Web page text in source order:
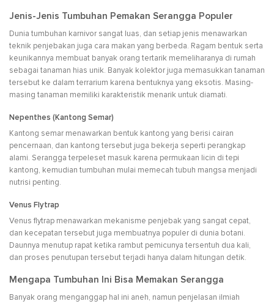
Jenis-Jenis Tumbuhan Pemakan Serangga Populer
Dunia tumbuhan karnivor sangat luas, dan setiap jenis menawarkan
teknik penjebakan juga cara makan yang berbeda. Ragam bentuk serta
keunikannya membuat banyak orang tertarik memeliharanya di rumah
sebagai tanaman hias unik. Banyak kolektor juga memasukkan tanaman
tersebut ke dalam terrarium karena bentuknya yang eksotis. Masing-
masing tanaman memiliki karakteristik menarik untuk diamati.
Nepenthes (Kantong Semar)
Kantong semar menawarkan bentuk kantong yang berisi cairan
pencernaan, dan kantong tersebut juga bekerja seperti perangkap
alami. Serangga terpeleset masuk karena permukaan licin di tepi
kantong, kemudian tumbuhan mulai memecah tubuh mangsa menjadi
nutrisi penting.
Venus Flytrap
Venus flytrap menawarkan mekanisme penjebak yang sangat cepat,
dan kecepatan tersebut juga membuatnya populer di dunia botani.
Daunnya menutup rapat ketika rambut pemicunya tersentuh dua kali,
dan proses penutupan tersebut terjadi hanya dalam hitungan detik.
Mengapa Tumbuhan Ini Bisa Memakan Serangga
Banyak orang menganggap hal ini aneh, namun penjelasan ilmiah